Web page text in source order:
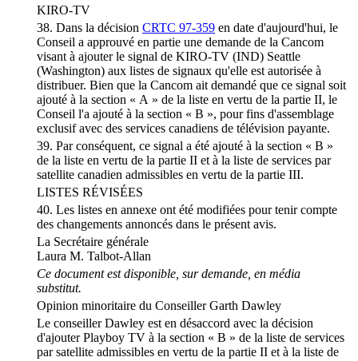
KIRO-TV
38. Dans la décision CRTC 97-359 en date d'aujourd'hui, le
Conseil a approuvé en partie une demande de la Cancom
visant à ajouter le signal de KIRO-TV (IND) Seattle
(Washington) aux listes de signaux qu'elle est autorisée à
distribuer. Bien que la Cancom ait demandé que ce signal soit
ajouté à la section « A » de la liste en vertu de la partie II, le
Conseil l'a ajouté à la section « B », pour fins d'assemblage
exclusif avec des services canadiens de télévision payante.
39. Par conséquent, ce signal a été ajouté à la section « B »
de la liste en vertu de la partie II et à la liste de services par
satellite canadien admissibles en vertu de la partie III.
LISTES RÉVISÉES
40. Les listes en annexe ont été modifiées pour tenir compte
des changements annoncés dans le présent avis.
La Secrétaire générale
Laura M. Talbot-Allan
Ce document est disponible, sur demande, en média
substitut.
Opinion minoritaire du Conseiller Garth Dawley
Le conseiller Dawley est en désaccord avec la décision
d'ajouter Playboy TV à la section « B » de la liste de services
par satellite admissibles en vertu de la partie II et à la liste de